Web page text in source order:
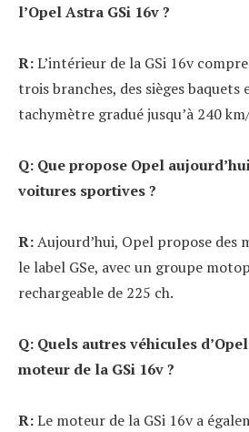
l’Opel Astra GSi 16v ?
R:L’intérieur de la GSi 16v
trois branches, des sièges baquets
tachymètre gradué jusqu’à 240
Q: Que propose Opel
voitures sportives ?
R:Aujourd’hui, Opel propose des
le label GSe, avec un groupe
rechargeable de 225 ch.
Q: Quels autres véhicules
moteur de la GSi 16v ?
R:Le moteur de la GSi 16v a